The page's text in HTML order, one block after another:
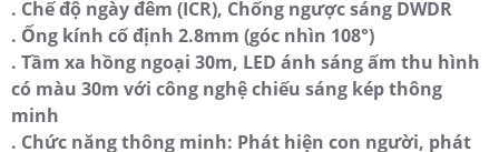
. Chế độ ngày đêm (ICR), Chống ngược sáng DWDR
. Ống kính cố định 2.8mm (góc nhìn 108°)
. Tầm xa hồng ngoại 30m, LED ánh sáng ấm thu hình
có màu 30m với công nghệ chiếu sáng kép thông
minh
. Chức năng thông minh: Phát hiện con người, phát